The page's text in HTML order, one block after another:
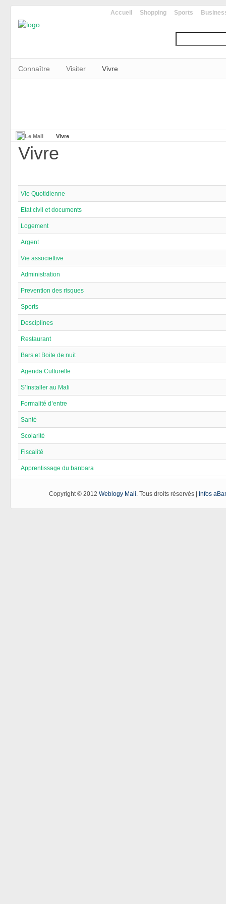
Accueil Shopping Sports
Connaître Visiter Vivre
Le Mali Vivre
Vivre
Vie Quotidienne
Etat civil et documents
Logement
Argent
Vie associettive
Administration
Prevention des risques
Sports
Desciplines
Restaurant
Bars et Boite de nuit
Agenda Culturelle
S’Installer au Mali
Formalité d’entre
Santé
Scolarité
Fiscalité
Apprentissage du banbara
Copyright © 2012 Weblogy Mali. Tous droits réservés | Infos